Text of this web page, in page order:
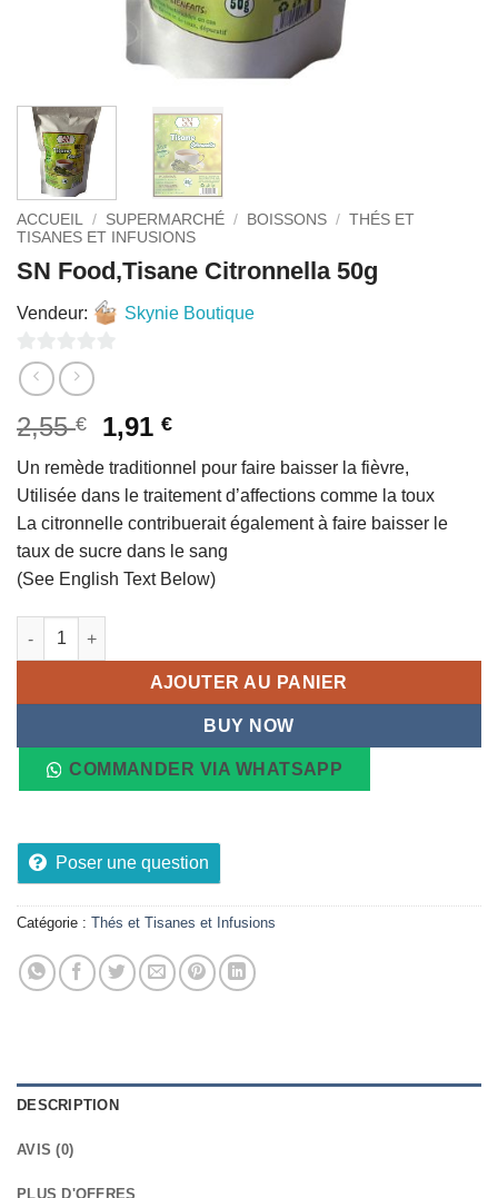
ACCUEIL / SUPERMARCHÉ / BOISSONS / THÉS ET
TISANES ET INFUSIONS
SN Food,Tisane Citronnella 50g
Vendeur: Skynie Boutique
0
sur
5
2,55€
Le
prix
initial
était :
2,55 €.
1,91€Le
prix
actuel
est :
1,91 €.
Un remède traditionnel pour faire baisser la fièvre,
Utilisée dans le traitement d’affections comme la toux
La citronnelle contribuerait également à faire baisser le
taux de sucre dans le sang
(See English Text Below)
quantité de SN Food,Tisane Citronnella 50g
AJOUTER AU PANIER
BUY NOW
COMMANDER VIA WHATSAPP
Poser une question
Catégorie : Thés et Tisanes et Infusions
DESCRIPTION
AVIS (0)
PLUS D'OFFRES